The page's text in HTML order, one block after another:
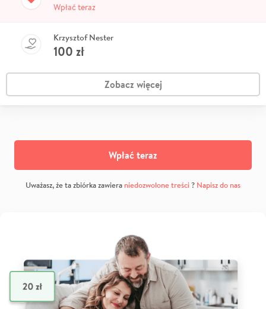
Wpłać teraz
Krzysztof Nester
100 zł
Zobacz więcej
Wpłać teraz
Uważasz, że ta zbiórka zawiera niedozwolone treści? Napisz do nas